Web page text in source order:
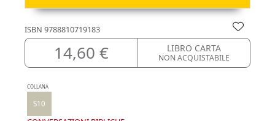
ISBN 9788810719183
14,60 € LIBRO CARTA
NON ACQUISTABILE
COLLANA
S10